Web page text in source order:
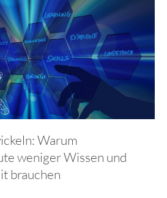
Warum
weniger Wissen und
brauchen